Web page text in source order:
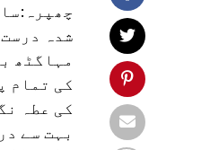
شدہ
مہاگٹھ
کی تمام
کی عطہ
بہت سے